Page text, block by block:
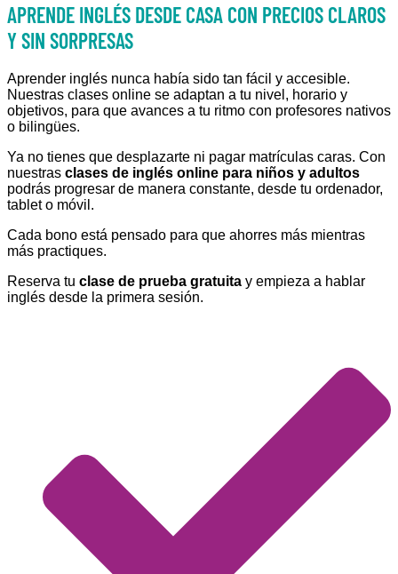
APRENDE INGLÉS DESDE CASA CON PRECIOS CLAROS
Y SIN SORPRESAS
Aprender inglés nunca había sido tan fácil y accesible.
Nuestras clases online se adaptan a tu nivel, horario y
objetivos, para que avances a tu ritmo con profesores nativos
o bilingües.
Ya no tienes que desplazarte ni pagar matrículas caras. Con
nuestras clases de inglés online para niños y adultos
podrás progresar de manera constante, desde tu ordenador,
tablet o móvil.
Cada bono está pensado para que ahorres más mientras
más practiques.
Reserva tu clase de prueba gratuita y empieza a hablar
inglés desde la primera sesión.